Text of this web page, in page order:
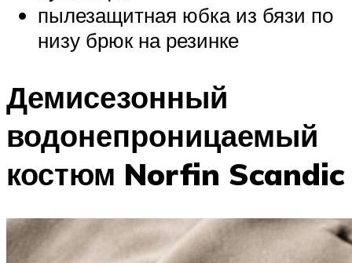
пылезащитная юбка из бязи по
низу брюк на резинке
Демисезонный
водонепроницаемый
костюм Norfin Scandic